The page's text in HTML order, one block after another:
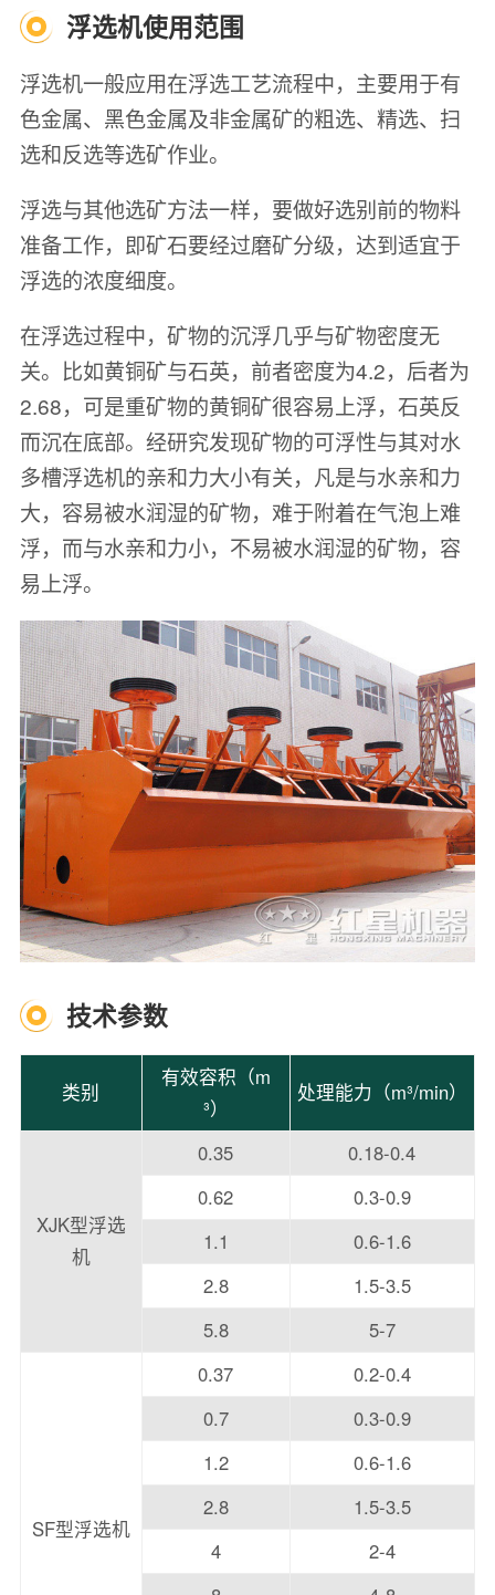
浮选机使用范围
浮选机一般应用在浮选工艺流程中，主要用于有
色金属、黑色金属及非金属矿的粗选、精选、扫
选和反选等选矿作业。
浮选与其他选矿方法一样，要做好选别前的物料
准备工作，即矿石要经过磨矿分级，达到适宜于
浮选的浓度细度。
在浮选过程中，矿物的沉浮几乎与矿物密度无
关。比如黄铜矿与石英，前者密度为4.2，后者为
2.68，可是重矿物的黄铜矿很容易上浮，石英反
而沉在底部。经研究发现矿物的可浮性与其对水
多槽浮选机的亲和力大小有关，凡是与水亲和力
大，容易被水润湿的矿物，难于附着在气泡上难
浮，而与水亲和力小，不易被水润湿的矿物，容
易上浮。
技术参数
类别
有效容积（m
³）
处理能力（m³/min）
XJK型浮选
机
0.35
0.18-0.4
0.62
0.3-0.9
1.1
0.6-1.6
2.8
1.5-3.5
5.8
5-7
SF型浮选机
0.37
0.2-0.4
0.7
0.3-0.9
1.2
0.6-1.6
2.8
1.5-3.5
4
2-4